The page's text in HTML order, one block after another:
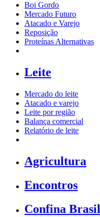
Boi Gordo
Mercado Futuro
Atacado e Varejo
Reposição
Proteínas Alternativas
Leite
Mercado do leite
Atacado e varejo
Leite por região
Balança comercial
Relatório de leite
Agricultura
Encontros
Confina Brasil